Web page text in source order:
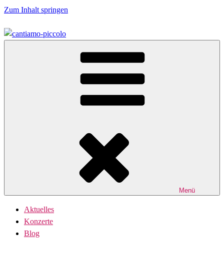
Zum Inhalt springen
Menü
Aktuelles
Konzerte
Blog